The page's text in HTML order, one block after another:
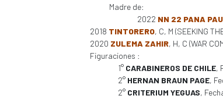
Madre de:
2022 NN 22 PANA PAU
2018 TINTORERO, C, M (SEEKING
2020 ZULEMA ZAHIR, H, C (WAR
Figuraciones :
1° CARABINEROS DE CHILE,
2° HERNAN BRAUN PAGE,
2° CRITERIUM YEGUAS,